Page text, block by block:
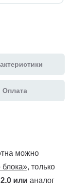
Оплата
можно
блока», только
или аналог